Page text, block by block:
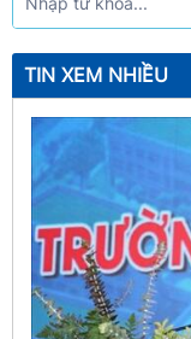
TIN XEM NHIỀU